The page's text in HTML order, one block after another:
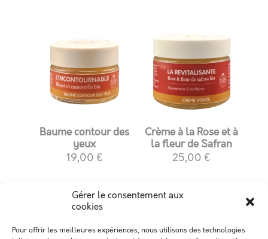
Gérer le consentement aux
cookies
Pour offrir les meilleures expériences, nous utilisons des technologies
Baume contour des
yeux
19,00 €
Crème à la Rose et à
la fleur de Safran
25,00 €